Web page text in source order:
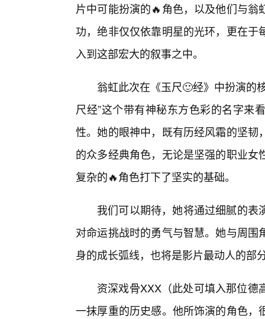
片中可能扮演的🔥角色，以及他们与
功，绝非仅仅依靠明星的光环，更在
入到这部宏大的叙事之中。
翁虹此次在《玉尺🙂经》中扮演的
尺经”这个带有神秘东方色彩的名字来
性。她的眼神中，既有历经风霜的坚
的众多经典角色，无论是坚强的职业
复杂的🔥角色打下了坚实的基础。
我们可以期待，她将通过细腻的
对命运挑战时的勇气与智慧。她与周
身的成长弧线，也将是影片最动人的部
资深戏骨XXX（此处可填入那位
一抹厚重的历史感。他所饰演的角色